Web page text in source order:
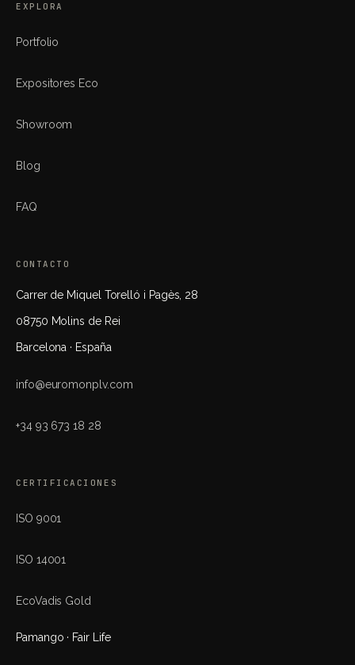
EXPLORA
Portfolio
Expositores Eco
Showroom
Blog
FAQ
CONTACTO
Carrer de Miquel Torelló i Pagès, 28
08750 Molins de Rei
Barcelona · España
info@euromonplv.com
+34 93 673 18 28
CERTIFICACIONES
ISO 9001
ISO 14001
EcoVadis Gold
Pamango · Fair Life